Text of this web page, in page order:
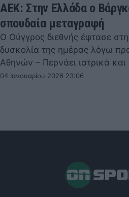
ΑΕΚ: Στην Ελλάδα ο
σπουδαία μεταγραφή
Ο Ούγγρος διεθνής έφτασε
δυσκολία της ημέρας λόγω
Αθηνών – Περνάει ιατρικά
04 Ιανουαρίου 2026 23:06